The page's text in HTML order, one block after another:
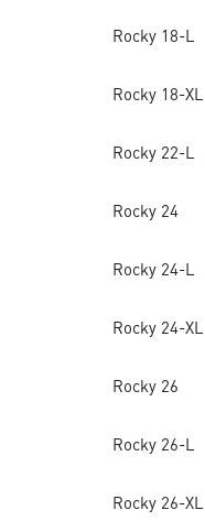
Rocky 18-L
Rocky 18-XL
Rocky 22-L
Rocky 24
Rocky 24-L
Rocky 24-XL
Rocky 26
Rocky 26-L
Rocky 26-XL